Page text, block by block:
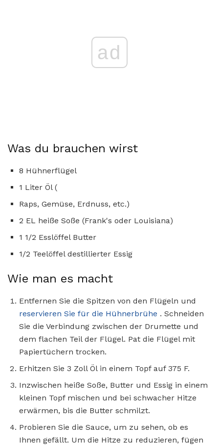
ad
Was du brauchen wirst
8 Hühnerflügel
1 Liter Öl (
Raps, Gemüse, Erdnuss, etc.)
2 EL heiße Soße (Frank's oder Louisiana)
1 1/2 Esslöffel Butter
1/2 Teelöffel destillierter Essig
Wie man es macht
Entfernen Sie die Spitzen von den Flügeln und
reservieren Sie für die Hühnerbrühe . Schneiden
Sie die Verbindung zwischen der Drumette und
dem flachen Teil der Flügel. Pat die Flügel mit
Papiertüchern trocken.
Erhitzen Sie 3 Zoll Öl in einem Topf auf 375 F.
Inzwischen heiße Soße, Butter und Essig in einem
kleinen Topf mischen und bei schwacher Hitze
erwärmen, bis die Butter schmilzt.
Probieren Sie die Sauce, um zu sehen, ob es
Ihnen gefällt. Um die Hitze zu reduzieren, fügen